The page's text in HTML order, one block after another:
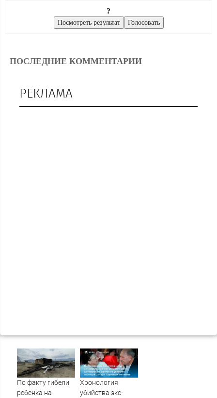
?
ПОСЛЕДНИЕ КОММЕНТАРИИ
РЕКЛАМА
По факту гибели
ребенка на
Хронология
убийства экс-